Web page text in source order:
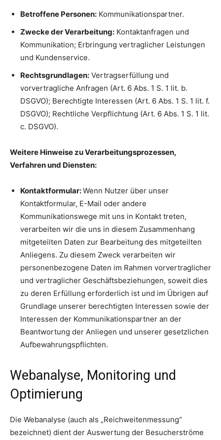
Betroffene Personen: Kommunikationspartner.
Zwecke der Verarbeitung: Kontaktanfragen und
Kommunikation; Erbringung vertraglicher Leistungen
und Kundenservice.
Rechtsgrundlagen: Vertragserfüllung und
vorvertragliche Anfragen (Art. 6 Abs. 1 S. 1 lit. b.
DSGVO); Berechtigte Interessen (Art. 6 Abs. 1 S. 1 lit. f.
DSGVO); Rechtliche Verpflichtung (Art. 6 Abs. 1 S. 1 lit.
c. DSGVO).
Weitere Hinweise zu Verarbeitungsprozessen,
Verfahren und Diensten:
Kontaktformular:Wenn Nutzer über unser
Kontaktformular, E-Mail oder andere
Kommunikationswege mit uns in Kontakt treten,
verarbeiten wir die uns in diesem Zusammenhang
mitgeteilten Daten zur Bearbeitung des mitgeteilten
Anliegens. Zu diesem Zweck verarbeiten wir
personenbezogene Daten im Rahmen vorvertraglicher
und vertraglicher Geschäftsbeziehungen, soweit dies
zu deren Erfüllung erforderlich ist und im Übrigen auf
Grundlage unserer berechtigten Interessen sowie der
Interessen der Kommunikationspartner an der
Beantwortung der Anliegen und unserer gesetzlichen
Aufbewahrungspflichten.
Webanalyse, Monitoring und
Optimierung
Die Webanalyse (auch als „Reichweitenmessung“
bezeichnet) dient der Auswertung der Besucherströme